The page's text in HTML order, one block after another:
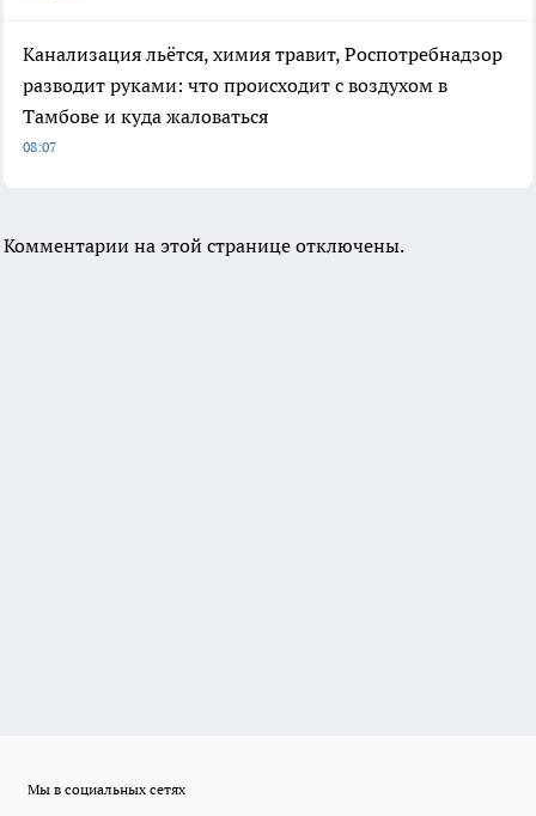
Канализация льётся, химия травит, Роспотребнадзор
разводит руками: что происходит с воздухом в
Тамбове и куда жаловаться
08:07
Комментарии на этой странице отключены.
Мы в социальных сетях